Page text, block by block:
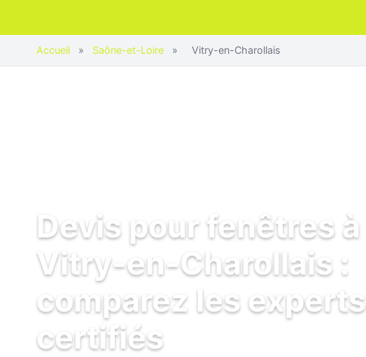
Accueil » Saône-et-Loire » Vitry-en-Charollais
Devis pour fenêtres à
Vitry-en-Charollais :
comparez les experts
certifiés